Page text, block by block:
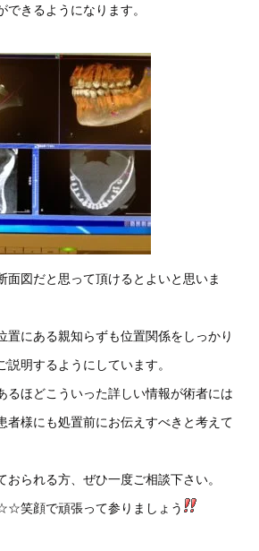
できるようになります。
面図だと思って頂けるとよいと思いま
置にある親知らずも位置関係をしっかり
明するようにしています。
るほどこういった詳しい情報が術者には
者様にも処置前にお伝えすべきと考えて
おられる方、ぜひ一度ご相談下さい。
笑顔で頑張って参りましょう